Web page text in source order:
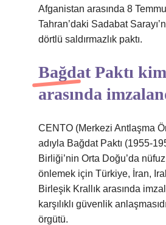
Afganistan arasında 8
Tahran’daki Sadabat
dörtlü saldırmazlık paktı.
Bağdat Paktı
arasında
CENTO (Merkezi Antlaşma
adıyla Bağdat Paktı (1955-
Birliği’nin Orta Doğu’da nüfuz
önlemek için Türkiye, İran,
Birleşik Krallık arasında
karşılıklı güvenlik
örgütü.